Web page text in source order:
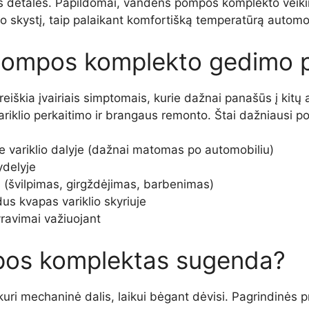
Papildomai, vandens pompos komplekto
skystį, taip palaikant komfortišką temperatūrą
komplekto gedimo
įvairiais simptomais, kurie dažnai panašūs į
perkaitimo ir brangaus remonto. Štai dažniausi
variklio dalyje (dažnai matomas po automobiliu)
girgždėjimas, barbenimas)
kvapas variklio skyriuje
važiuojant
komplektas sugenda?
mechaninė dalis, laikui bėgant dėvisi. Pagrindinės